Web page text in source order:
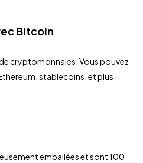
Bitcoin
cryptomonnaies. Vous pouvez
stablecoins, et plus
emballées et sont 100